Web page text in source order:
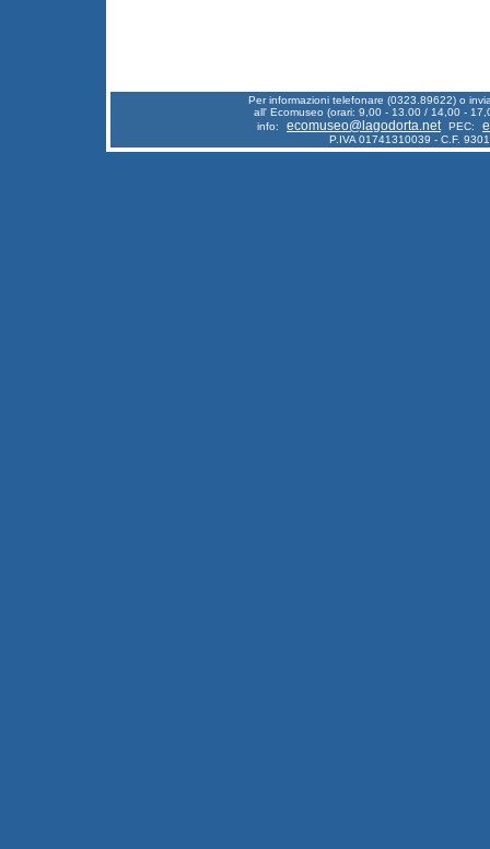
Per informazioni telefonare (0323.89622) o
all' Ecomuseo (orari: 9,00 - 13.00 / 14,00 -
info:
ecomuseo@lagodorta.net PEC:
P.IVA 01741310039 - C.F.